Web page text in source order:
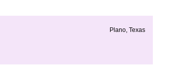
Plano, Texas